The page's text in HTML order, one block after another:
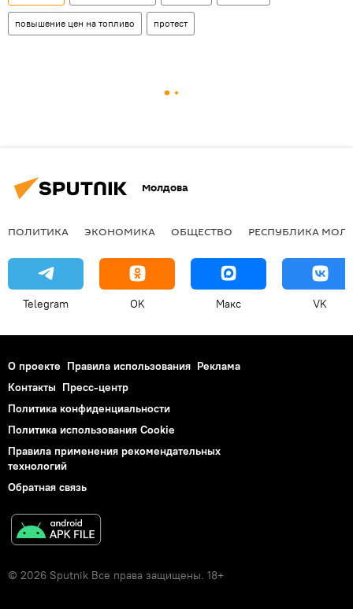
повышение цен на топливо протест
Молдова
ПОЛИТИКА ЭКОНОМИКА ОБЩЕСТВО РЕСПУБЛИКА
Telegram OK Макс VK
О проекте Правила использования Реклама
Контакты Пресс-центр
Политика конфиденциальности
Политика использования Cookie
Правила применения рекомендательных
технологий
Обратная связь
© 2026 Sputnik Все права защищены. 18+